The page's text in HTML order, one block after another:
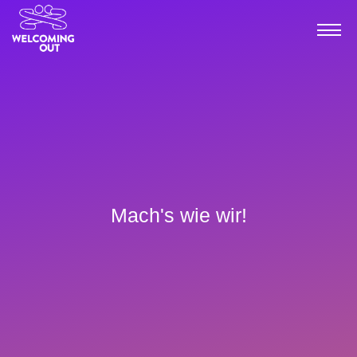
Mach's wie wir!